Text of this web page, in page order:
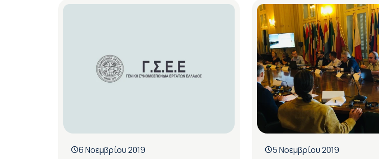
6 Νοεμβρίου 2019 5 Νοεμβρίου 2019